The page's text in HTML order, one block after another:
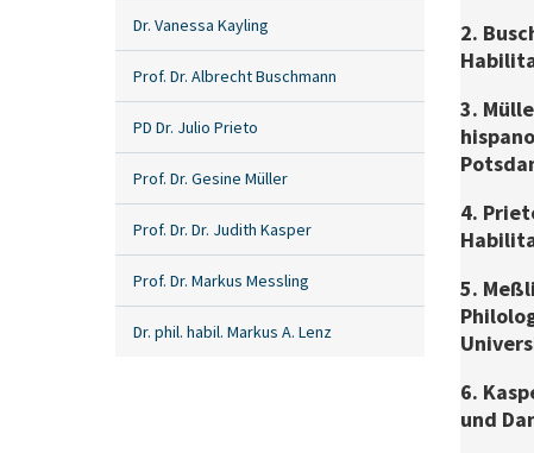
Dr. Vanessa Kayling
Prof. Dr. Albrecht Buschmann
PD Dr. Julio Prieto
Prof. Dr. Gesine Müller
Prof. Dr. Dr. Judith Kasper
Prof. Dr. Markus Messling
Dr. phil. habil. Markus A. Lenz
2.
3.
4.
5.
6.
und